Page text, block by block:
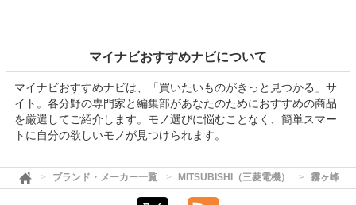
マイナビおすすめナビについて
マイナビおすすめナビは、「買いたいものがきっと見つかる」サ
イト。各分野の専門家と編集部があなたのためにおすすめの商品
を厳選してご紹介します。モノ選びに悩むことなく、簡単スマー
トに自分の欲しいモノが見つけられます。
ブランド・メーカー一覧 MITSUBISHI（三菱電機） 霧ヶ峰